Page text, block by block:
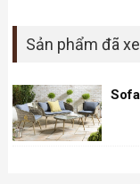
Sản phẩm đã